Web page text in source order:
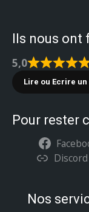
Ils nous
5,0
Lire ou Ecrire un
Pour rester
Discord
Nos